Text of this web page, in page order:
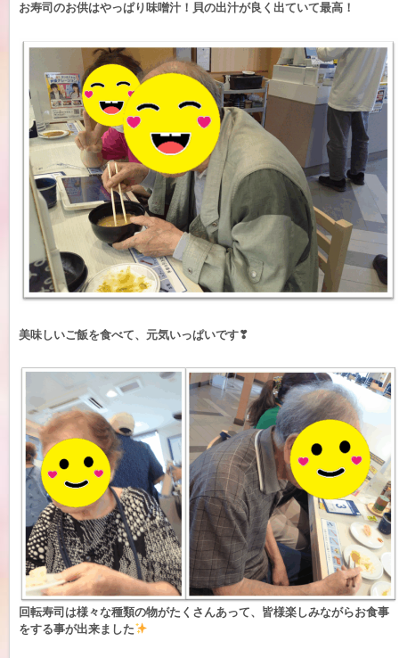
お寿司のお供はやっぱり味噌汁！貝の出汁が良く出ていて最高！
美味しいご飯を食べて、元気いっぱいです❣
回転寿司は様々な種類の物がたくさんあって、皆様楽しみながらお食事
をする事が出来ました